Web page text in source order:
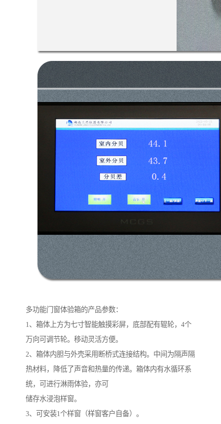
多功能门窗体验箱的产品参数：
1、箱体上方为七寸智能触摸彩屏，底部配有辊轮，4个
万向可调节轮。移动灵活方便。
2、箱体内胆与外壳采用断桥式连接结构。中间为隔声隔
热材料，降低了声音和热量的传递。箱体内有水循环系
统，可进行淋雨体验，亦可
储存水浸泡样窗。
3、可安装1个样窗（样窗客户自备）。